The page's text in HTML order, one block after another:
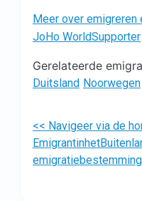
Meer over emigreren
JoHo WorldSupporter
Gerelateerde
Duitsland Noorwegen
<< Navigeer via de
emigratiebestemming